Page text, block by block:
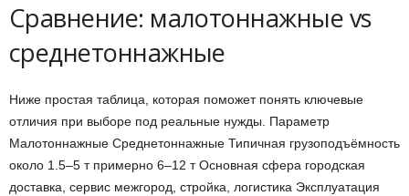
Сравнение: малотоннажные vs
среднетоннажные
Ниже простая таблица, которая поможет понять ключевые
отличия при выборе под реальные нужды. Параметр
Малотоннажные Среднетоннажные Типичная грузоподъёмность
около 1.5–5 т примерно 6–12 т Основная сфера городская
доставка, сервис межгород, стройка, логистика Эксплуатация